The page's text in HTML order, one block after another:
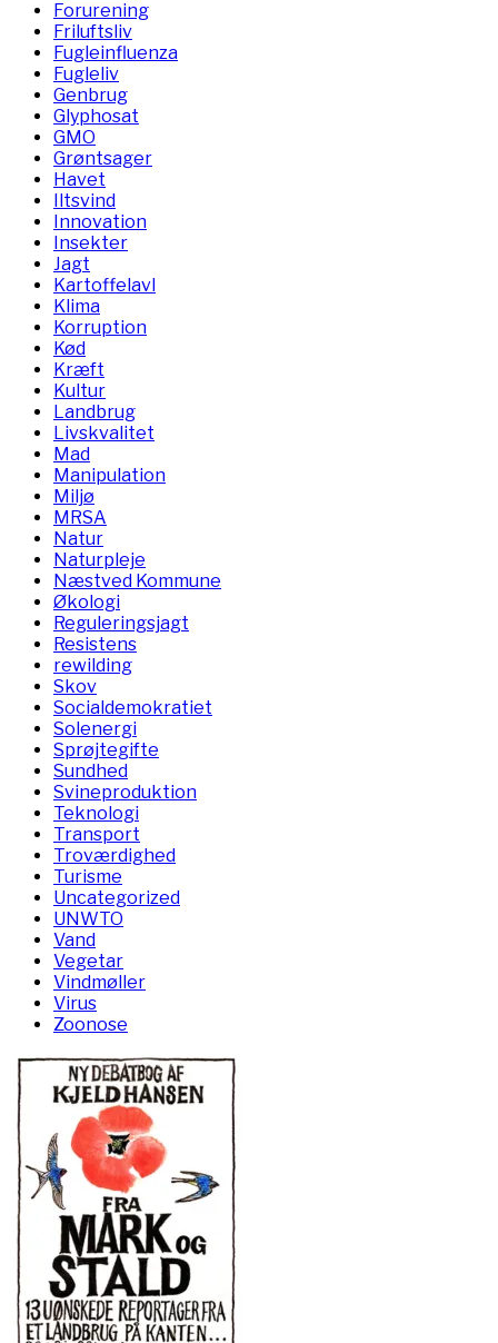
Forurening
Friluftsliv
Fugleinfluenza
Fugleliv
Genbrug
Glyphosat
GMO
Grøntsager
Havet
Iltsvind
Innovation
Insekter
Jagt
Kartoffelavl
Klima
Korruption
Kød
Kræft
Kultur
Landbrug
Livskvalitet
Mad
Manipulation
Miljø
MRSA
Natur
Naturpleje
Næstved Kommune
Økologi
Reguleringsjagt
Resistens
rewilding
Skov
Socialdemokratiet
Solenergi
Sprøjtegifte
Sundhed
Svineproduktion
Teknologi
Transport
Troværdighed
Turisme
Uncategorized
UNWTO
Vand
Vegetar
Vindmøller
Virus
Zoonose